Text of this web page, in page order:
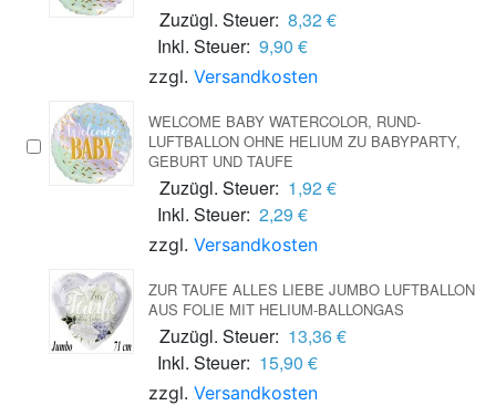
Zuzügl. Steuer: 8,32 €
Inkl. Steuer: 9,90 €
zzgl. Versandkosten
WELCOME BABY WATERCOLOR, RUND-
LUFTBALLON OHNE HELIUM ZU BABYPARTY,
GEBURT UND TAUFE
Zuzügl. Steuer: 1,92 €
Inkl. Steuer: 2,29 €
zzgl. Versandkosten
ZUR TAUFE ALLES LIEBE JUMBO LUFTBALLON
AUS FOLIE MIT HELIUM-BALLONGAS
Zuzügl. Steuer: 13,36 €
Inkl. Steuer: 15,90 €
zzgl. Versandkosten